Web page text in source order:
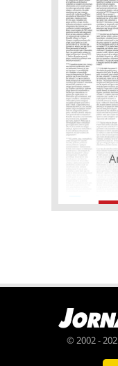
© 2002 -